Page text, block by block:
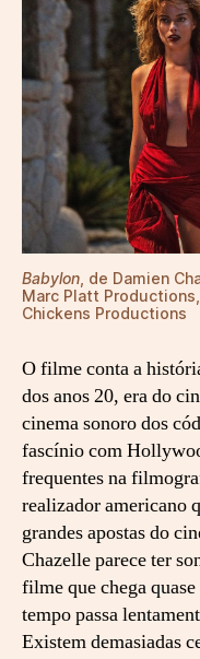
Babylon , de Damien
Marc Platt
Chickens Productions
O filme conta a
dos anos 20, era do
cinema sonoro dos
fascínio com
frequentes na
realizador americano
grandes apostas do
Chazelle parece ter
filme que chega
tempo passa
Existem demasiadas